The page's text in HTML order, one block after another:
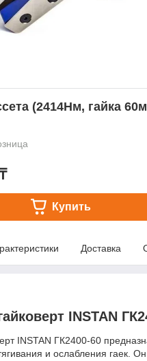
(2414Нм, гайка
Купить
Доставка
INSTAN
INSTAN ГК2400-60
и ослабления гаек. Он